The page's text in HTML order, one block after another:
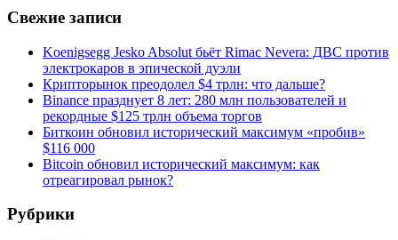
Свежие записи
Koenigsegg Jesko Absolut бьёт Rimac Nevera: ДВС против
электрокаров в эпической дуэли
Крипторынок преодолел $4 трлн: что дальше?
Binance празднует 8 лет: 280 млн пользователей и
рекордные $125 трлн объема торгов
Биткоин обновил исторический максимум «пробив»
$116 000
Bitcoin обновил исторический максимум: как
отреагировал рынок?
Рубрики